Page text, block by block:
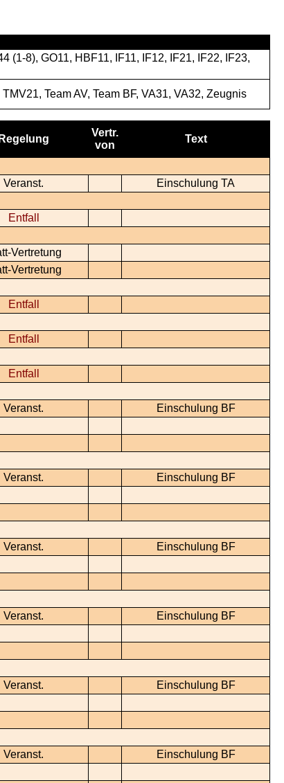
(1-8), GO11, HBF11, IF11, IF12, IF21, IF22, IF23,
Team AV, Team BF, VA31, VA32, Zeugnis
Regelung
Vertr.
von
Text
Veranst.
Einschulung TA
Entfall
Vertretung
Vertretung
Entfall
Entfall
Entfall
Veranst.
Einschulung BF
Veranst.
Einschulung BF
Veranst.
Einschulung BF
Veranst.
Einschulung BF
Veranst.
Einschulung BF
Veranst.
Einschulung BF